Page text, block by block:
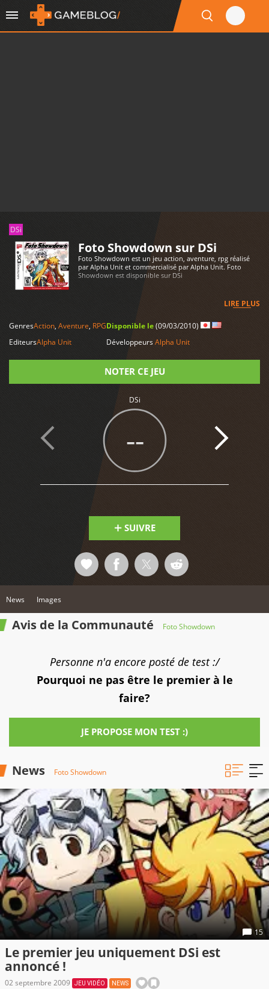
DSi
Foto Showdown sur DSi
Foto Showdown est un jeu action, aventure, rpg réalisé
par Alpha Unit et commercialisé par Alpha Unit. Foto
Showdown est disponible sur DSi
LIRE PLUS
GenresAction, Aventure, RPG
EditeursAlpha Unit
Disponible le(09/03/2010)
DéveloppeursAlpha Unit
NOTER CE JEU
DSi
--
SUIVRE
News Images
Avis de la Communauté Foto Showdown
Personne n'a encore posté de test :/
Pourquoi ne pas être le premier à le
faire?
JE PROPOSE MON TEST :)
News Foto Showdown
15
Le premier jeu uniquement DSi est
annoncé !
02 septembre 2009 JEU VIDÉO NEWS